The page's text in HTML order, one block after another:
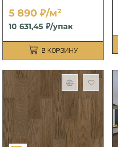
5 890 ₽/м²
10 631,45 ₽/упак
В КОРЗИНУ